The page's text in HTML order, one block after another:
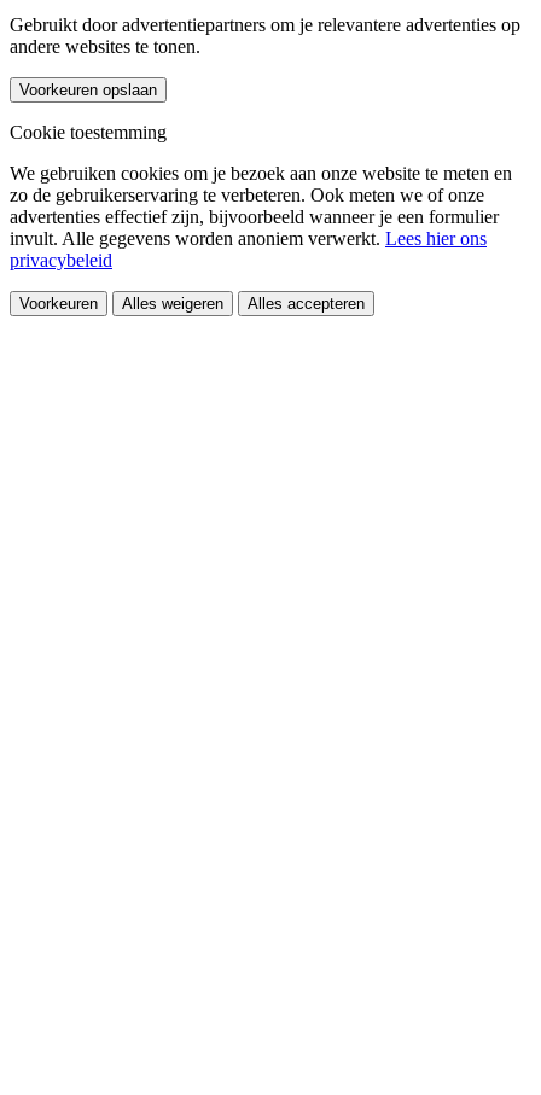
Gebruikt door advertentiepartners om je relevantere advertenties op
andere websites te tonen.
Voorkeuren opslaan
Cookie toestemming
We gebruiken cookies om je bezoek aan onze website te meten en
zo de gebruikerservaring te verbeteren. Ook meten we of onze
advertenties effectief zijn, bijvoorbeeld wanneer je een formulier
invult. Alle gegevens worden anoniem verwerkt. Lees hier ons
privacybeleid
Voorkeuren Alles weigeren Alles accepteren